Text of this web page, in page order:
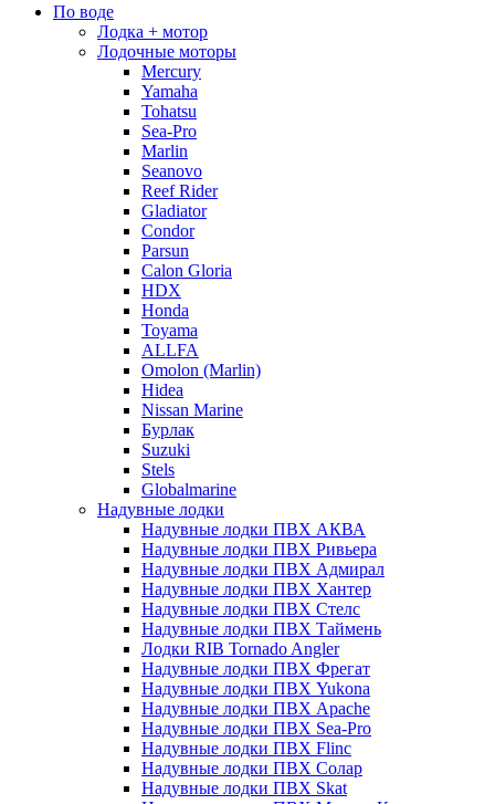
По воде
Лодка + мотор
Лодочные моторы
Mercury
Yamaha
Tohatsu
Sea-Pro
Marlin
Seanovo
Reef Rider
Gladiator
Condor
Parsun
Calon Gloria
HDX
Honda
Toyama
ALLFA
Omolon (Marlin)
Hidea
Nissan Marine
Бурлак
Suzuki
Stels
Globalmarine
Надувные лодки
Надувные лодки ПВХ АКВА
Надувные лодки ПВХ Ривьера
Надувные лодки ПВХ Адмирал
Надувные лодки ПВХ Хантер
Надувные лодки ПВХ Стелс
Надувные лодки ПВХ Таймень
Лодки RIB Tornado Angler
Надувные лодки ПВХ Фрегат
Надувные лодки ПВХ Yukona
Надувные лодки ПВХ Apache
Надувные лодки ПВХ Sea-Pro
Надувные лодки ПВХ Flinc
Надувные лодки ПВХ Солар
Надувные лодки ПВХ Skat